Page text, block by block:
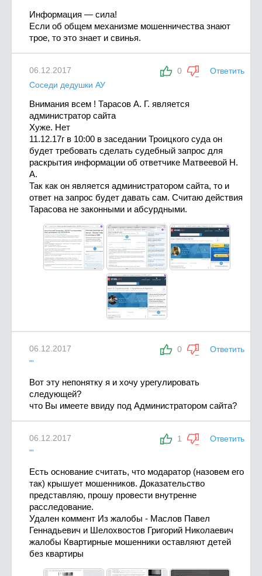
Информация — сила!
Если об общем механизме мошенничества знают
трое, то это знает и свинья.
0 Ответить
06.12.2017
Соседи дедушки АУ
Внимания всем ! Тарасов А. Г. является
администратор сайта
Хуже. Нет
11.12.17г в 10:00 в заседании Троицкого суда он
будет требовать сделать судебный запрос для
раскрытия информации об ответчике Матвеевой Н.
А.
Так как он является администратором сайта, то и
ответ на запрос будет давать сам. Считаю действия
Тарасова не законными и абсурдными.
0 Ответить
06.12.2017
"'
Вот эту непонятку я и хочу урегулировать
следующей?
что Вы имеете ввиду под Администратором сайта?
1 Ответить
06.12.2017
"'
Есть основание считать, что модаратор (назовем его
так) крышует мошенников. Доказательство
представляю, прошу провести внутренне
расследование.
Удален коммент Из жалобы - Маслов Павел
Геннадьевич и Шелохвостов Григорий Николаевич
жалобы Квартирные мошенники оставляют детей
без квартиры